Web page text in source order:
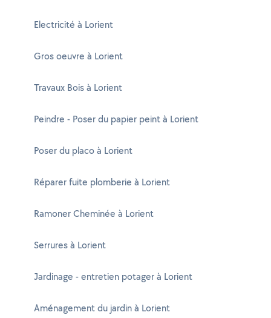
Electricité à Lorient
Gros oeuvre à Lorient
Travaux Bois à Lorient
Peindre - Poser du papier peint à Lorient
Poser du placo à Lorient
Réparer fuite plomberie à Lorient
Ramoner Cheminée à Lorient
Serrures à Lorient
Jardinage - entretien potager à Lorient
Aménagement du jardin à Lorient